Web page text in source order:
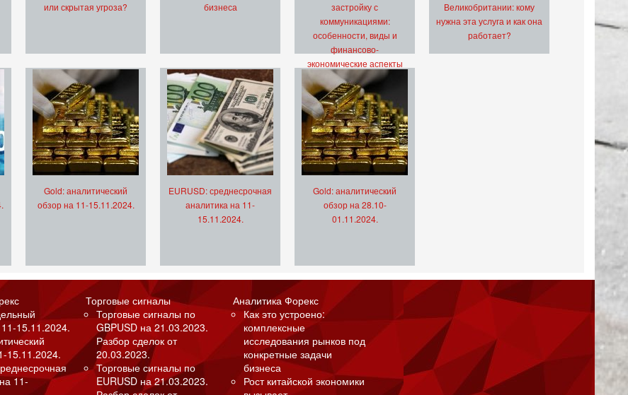
или скрытая угроза?
бизнеса
застройку с
коммуникациями:
особенности, виды и
финансово-
экономические аспекты
Великобритании: кому
нужна эта услуга и как она
работает?
Gold: аналитический
обзор на 11-15.11.2024.
EURUSD: среднесрочная
аналитика на 11-
15.11.2024.
Gold: аналитический
обзор на 28.10-
01.11.2024.
15.11.2024.
15.11.2024.
11-
Торговые сигналы
Торговые сигналы по
GBPUSD на 21.03.2023.
Разбор сделок от
20.03.2023.
Торговые сигналы по
EURUSD на 21.03.2023.
Аналитика Форекс
Как это устроено:
комплексные
исследования рынков под
конкретные задачи
бизнеса
Рост китайской экономики